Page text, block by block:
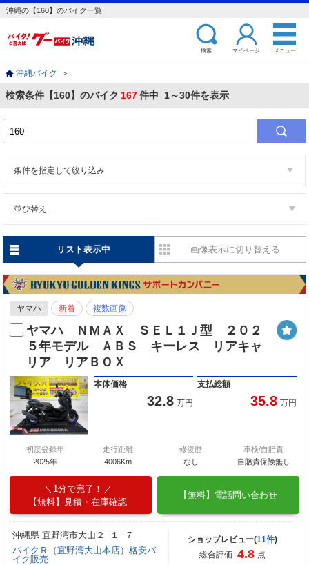
沖縄の【160】のバイク一覧
検索 マイページ メニュー
沖縄バイク ＞
検索条件【160】のバイク 167件中 1～30件を表示
条件を指定して絞り込み
並び替え
リスト表示中 画像表示に切り替える
ヤマハ 新着 複数画像
ヤマハ ＮＭＡＸ ＳＥＬ１Ｊ型 ２０２
５年モデル ＡＢＳ キーレス リアキャ
リア リアＢＯＸ
本体価格
32.8 万円
支払総額
35.8 万円
初度登録年
2025年
走行距離
4006Km
修復歴
なし
車検/自賠責
自賠責保険無し
1分で完了！
【無料】見積・在庫確認
【無料】電話問い合わせ
沖縄県 宜野湾市大山２−１−７
バイクＲ（宜野湾大山本店）格安バ
イク販売
ショップレビュー(11件)
総合評価: 4.8 点